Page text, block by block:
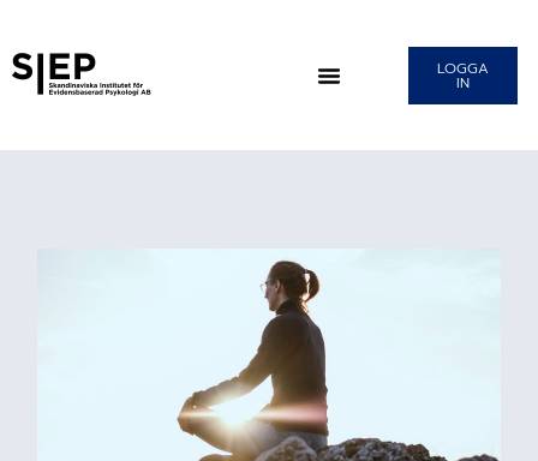
LOGGA
IN